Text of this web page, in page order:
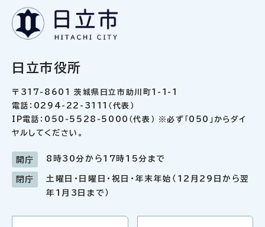
日立市役所
〒317-8601 茨城県日立市助川町1-1-1
電話：0294-22-3111（代表）
IP電話：050-5528-5000（代表） ※必ず「050」からダイ
ヤルしてください。
開庁 8時30分から17時15分まで
閉庁
土曜日・日曜日・祝日・年末年始（12月29日から翌
年1月3日まで）